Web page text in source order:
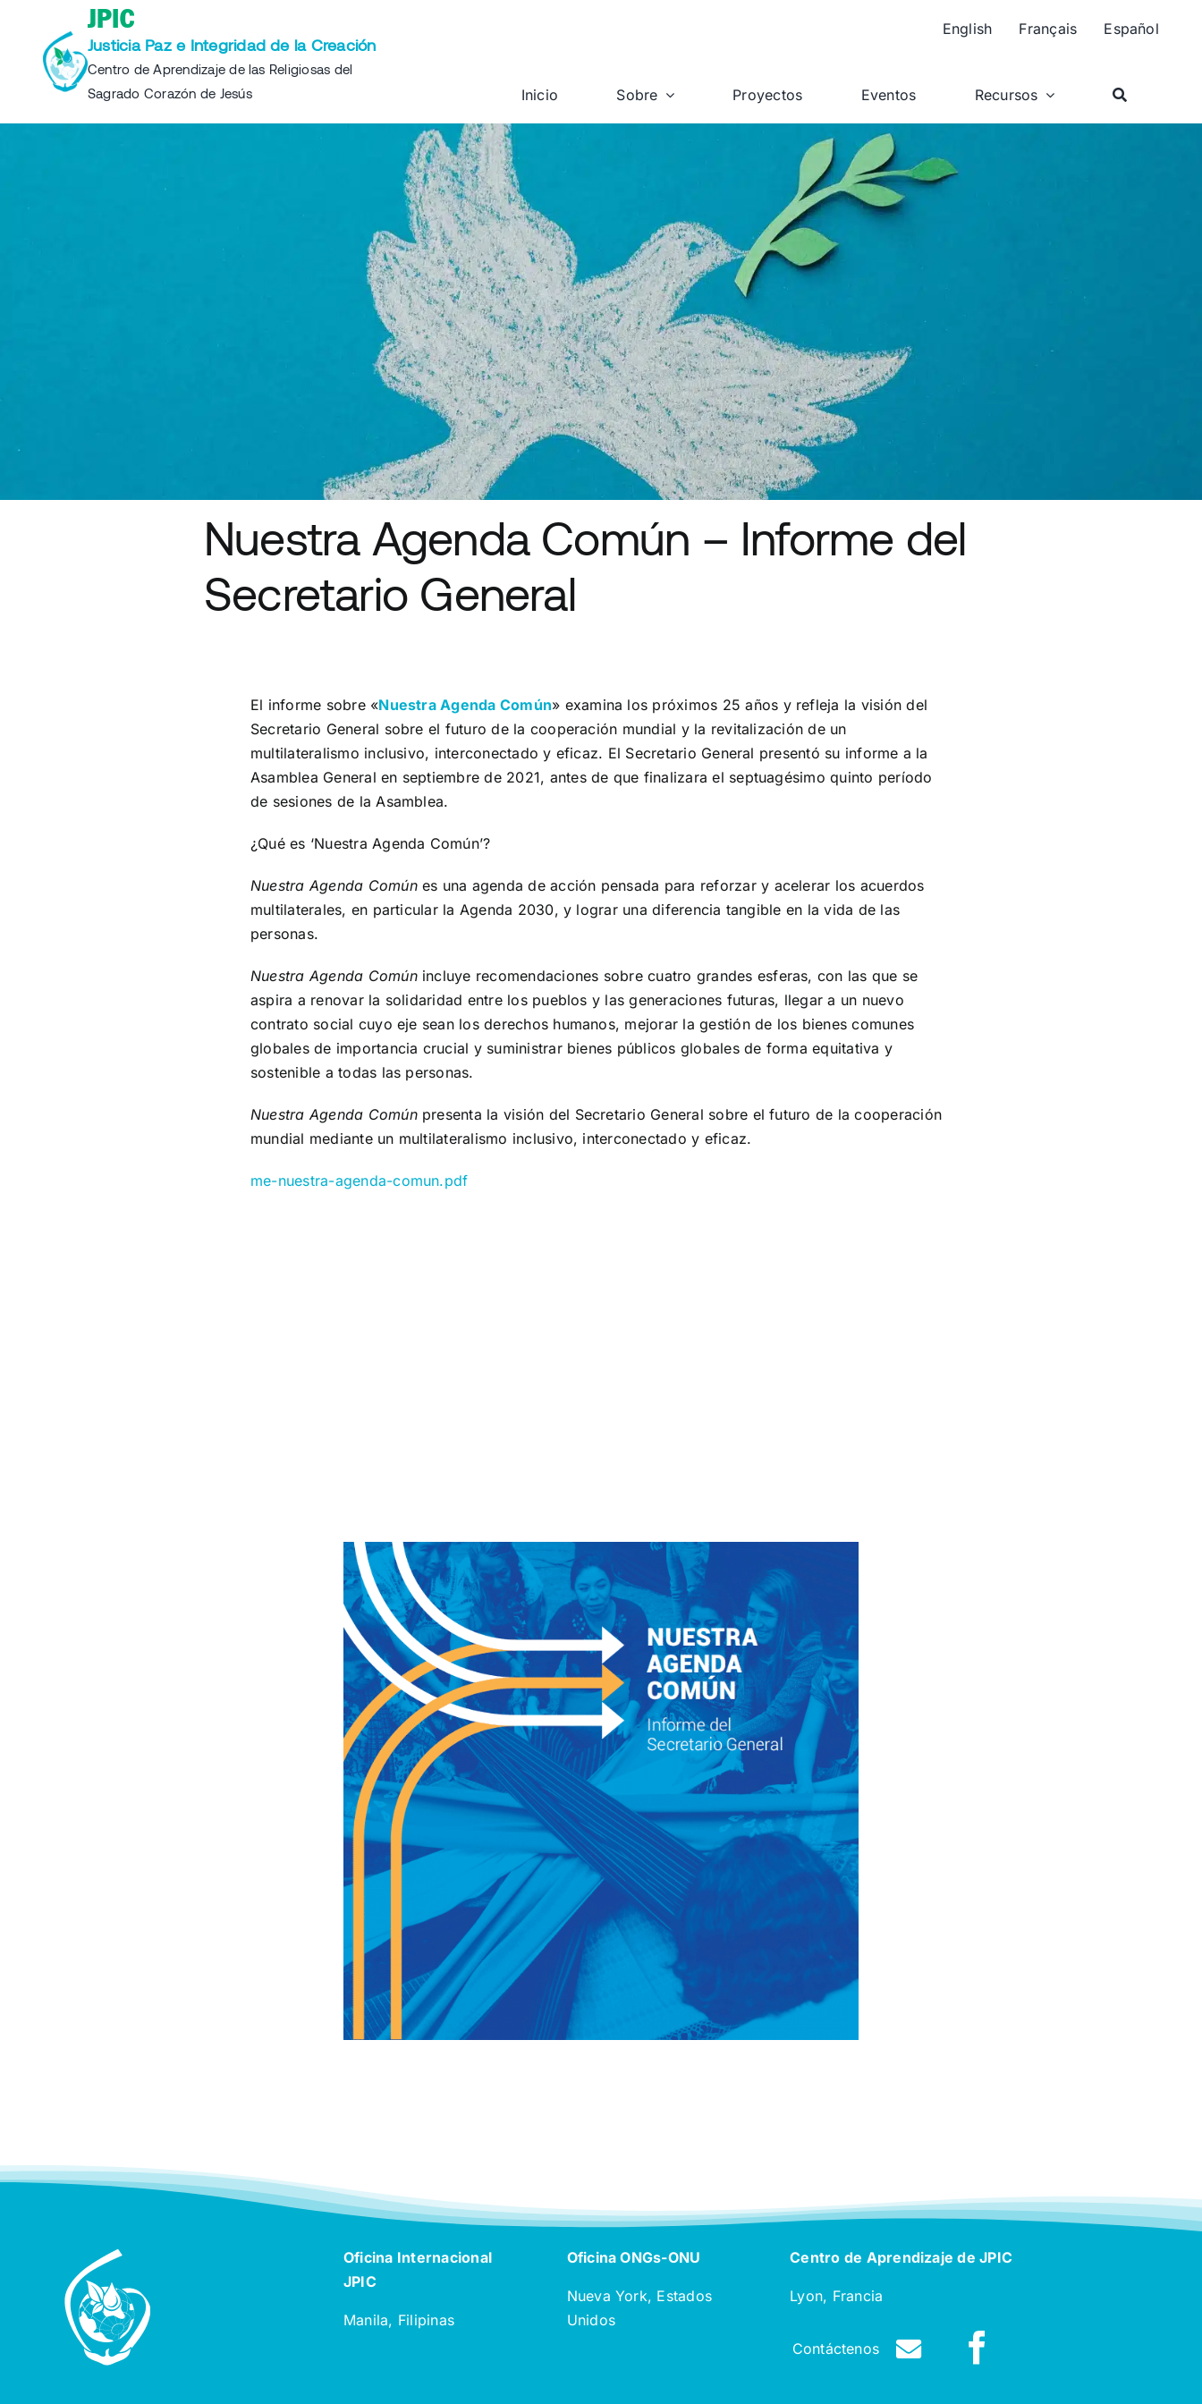
content
JPIC
Justicia Paz e Integridad de la Creación
Centro de Aprendizaje de las Religiosas del
Sagrado Corazón de Jesús
English Français Español
Inicio Sobre Proyectos Eventos Recursos
Nuestra Agenda Común – Informe del
Secretario General
El informe sobre «Nuestra Agenda Común» examina los próximos 25 años y refleja la visión del
Secretario General sobre el futuro de la cooperación mundial y la revitalización de un
multilateralismo inclusivo, interconectado y eficaz. El Secretario General presentó su informe a la
Asamblea General en septiembre de 2021, antes de que finalizara el septuagésimo quinto período
de sesiones de la Asamblea.
¿Qué es ‘Nuestra Agenda Común’?
Nuestra Agenda Comúnes una agenda de acción pensada para reforzar y acelerar los acuerdos
multilaterales, en particular la Agenda 2030, y lograr una diferencia tangible en la vida de las
personas.
Nuestra Agenda Comúnincluye recomendaciones sobre cuatro grandes esferas, con las que se
aspira a renovar la solidaridad entre los pueblos y las generaciones futuras, llegar a un nuevo
contrato social cuyo eje sean los derechos humanos, mejorar la gestión de los bienes comunes
globales de importancia crucial y suministrar bienes públicos globales de forma equitativa y
sostenible a todas las personas.
Nuestra Agenda Comúnpresenta la visión del Secretario General sobre el futuro de la cooperación
mundial mediante un multilateralismo inclusivo, interconectado y eficaz.
me-nuestra-agenda-comun.pdf
Oficina Internacional
JPIC
Manila, Filipinas
Oficina ONGs-ONU
Nueva York, Estados
Unidos
Centro de Aprendizaje de JPIC
Lyon, Francia
Contáctenos